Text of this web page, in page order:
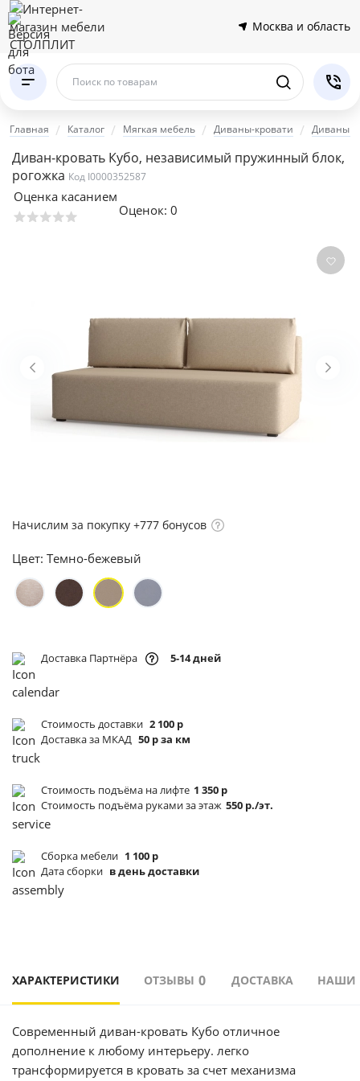
Москва и область
Поиск по товарам
Главная Каталог Мягкая мебель Диваны-кровати Диваны
Диван-кровать Кубо, независимый пружинный блок,
рогожка Код I0000352587
Оценка касанием
Оценок: 0
Начислим за покупку +777 бонусов
Цвет: Темно-бежевый
Доставка Партнёра 5-14 дней
Стоимость доставки 2 100 р
Доставка за МКАД 50 р за км
Стоимость подъёма на лифте 1 350 р
Стоимость подъёма руками за этаж 550 р./эт.
Сборка мебели 1 100 р
Дата сборки в день доставки
ХАРАКТЕРИСТИКИ ОТЗЫВЫ 0 ДОСТАВКА НАШИ
Современный диван-кровать Кубо отличное
дополнение к любому интерьеру. легко
трансформируется в кровать за счет механизма